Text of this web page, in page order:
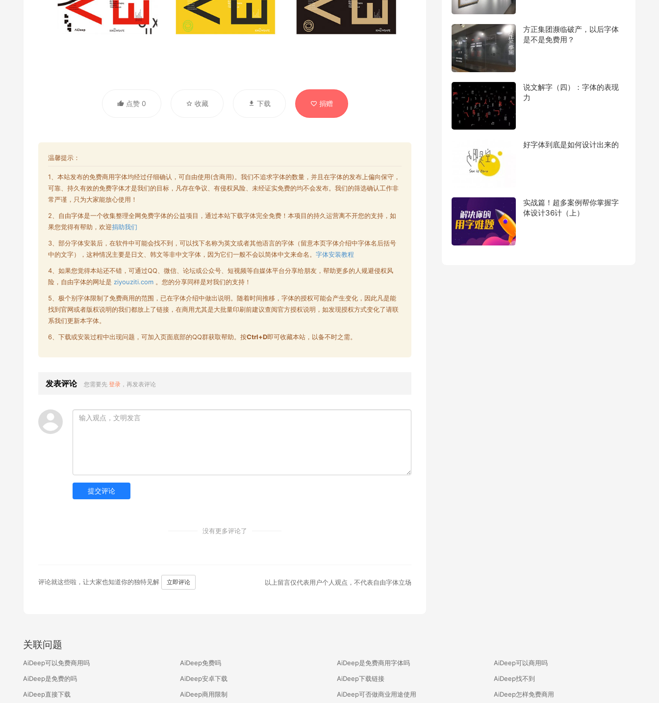
点赞 0 收藏 下载 捐赠
温馨提示：
1、本站发布的免费商用字体均经过仔细确认，可自由使用(含商用)。我们不追求字体的数量，并且在字体的发布上偏向保守，
可靠、持久有效的免费字体才是我们的目标，凡存在争议、有侵权风险、未经证实免费的均不会发布。我们的筛选确认工作非
常严谨，只为大家能放心使用！
2、自由字体是一个收集整理全网免费字体的公益项目，通过本站下载字体完全免费！本项目的持久运营离不开您的支持，如
果您觉得有帮助，欢迎捐助我们
3、部分字体安装后，在软件中可能会找不到，可以找下名称为英文或者其他语言的字体（留意本页字体介绍中字体名后括号
中的文字），这种情况主要是日文、韩文等非中文字体，因为它们一般不会以简体中文来命名。 字体安装教程
4、如果您觉得本站还不错，可通过QQ、微信、论坛或公众号、短视频等自媒体平台分享给朋友，帮助更多的人规避侵权风
险，自由字体的网址是 ziyouziti.com 。您的分享同样是对我们的支持！
5、极个别字体限制了免费商用的范围，已在字体介绍中做出说明。随着时间推移，字体的授权可能会产生变化，因此凡是能
找到官网或者版权说明的我们都放上了链接，在商用尤其是大批量印刷前建议查阅官方授权说明，如发现授权方式变化了请联
系我们更新本字体。
6、下载或安装过程中出现问题，可加入页面底部的QQ群获取帮助。按Ctrl+D即可收藏本站，以备不时之需。
发表评论 您需要先 登录 ，再发表评论
提交评论
没有更多评论了
评论就这些啦，让大家也知道你的独特见解 立即评论 以上留言仅代表用户个人观点，不代表自由字体立场
方正集团濒临破产，以后字体
是不是免费用？
说文解字（四）：字体的表现
力
好字体到底是如何设计出来的
实战篇！超多案例帮你掌握字
体设计36计（上）
关联问题
AiDeep可以免费商用吗 AiDeep免费吗 AiDeep是免费商用字体吗
AiDeep可以商用吗
AiDeep是免费的吗
AiDeep安卓下载 AiDeep下载链接
AiDeep找不到
AiDeep直接下载
AiDeep商用限制 AiDeep可否做商业用途使用 AiDeep怎样免费商用